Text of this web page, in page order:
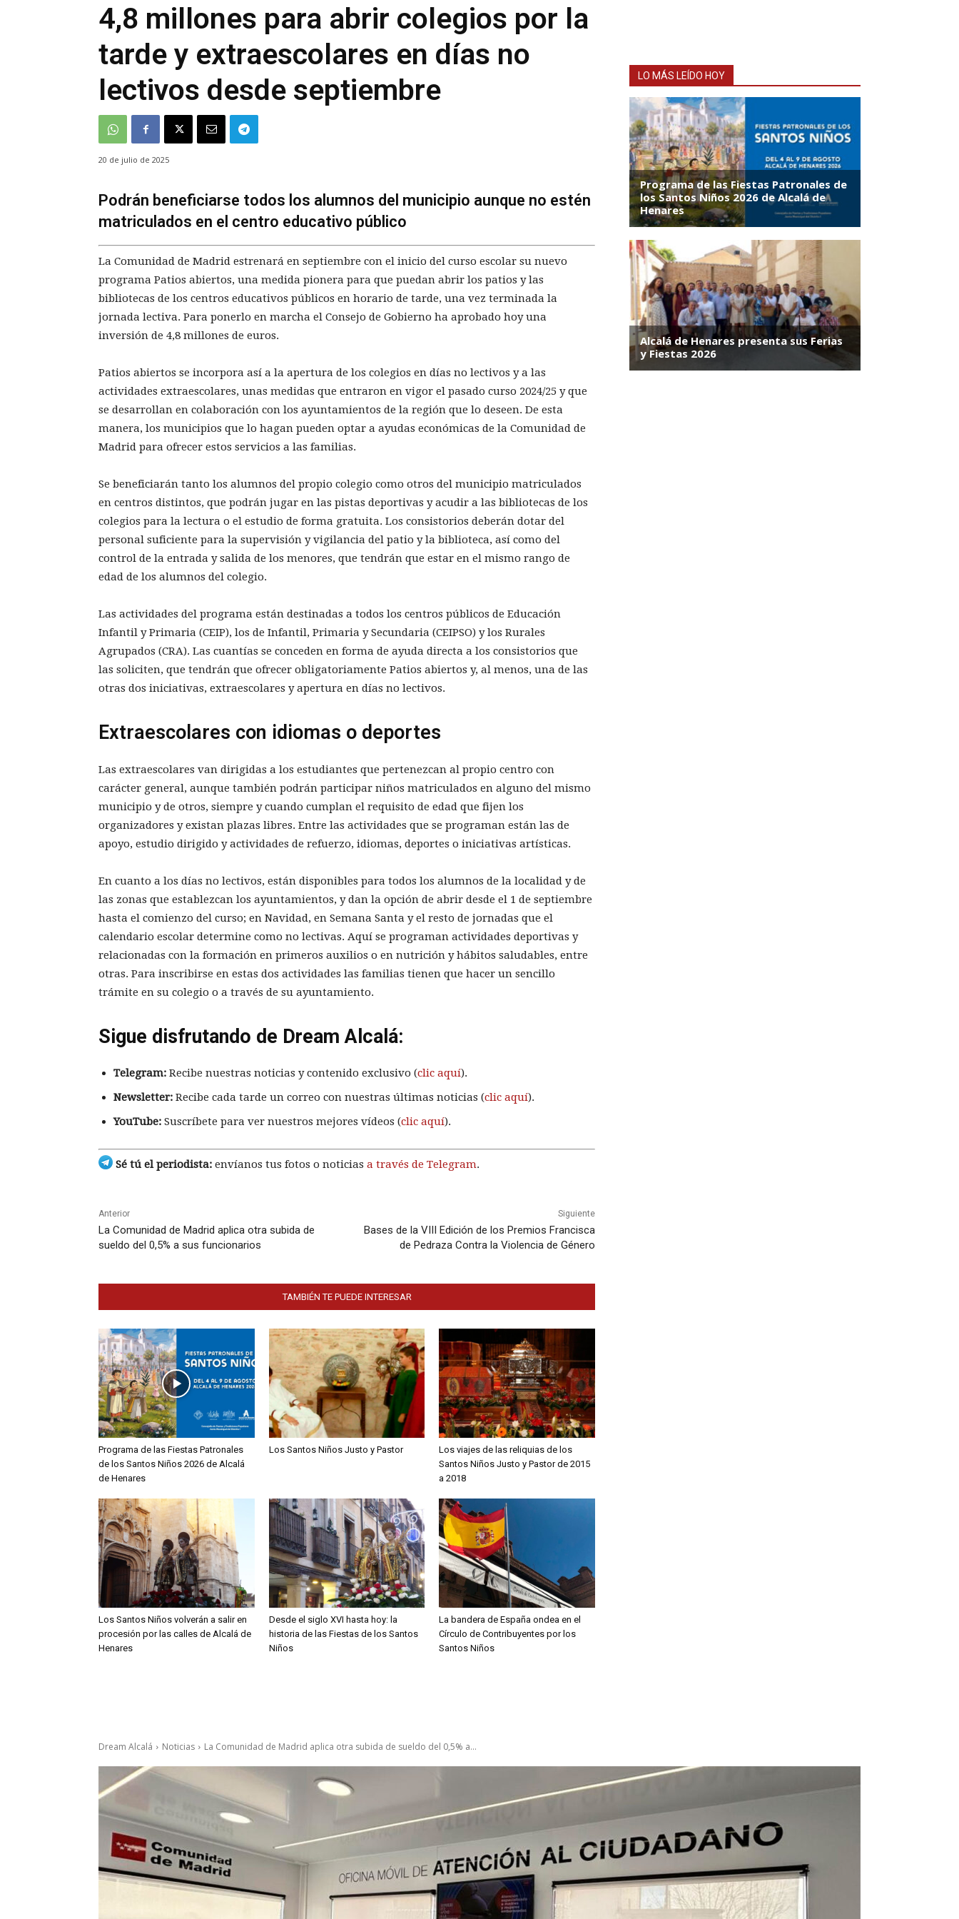
4,8 millones para abrir colegios por la
tarde y extraescolares en días no
lectivos desde septiembre
20 de julio de 2025
Podrán beneficiarse todos los alumnos del municipio aunque no estén
matriculados en el centro educativo público
La Comunidad de Madrid estrenará en septiembre con el inicio del curso escolar su nuevo
programa Patios abiertos, una medida pionera para que puedan abrir los patios y las
bibliotecas de los centros educativos públicos en horario de tarde, una vez terminada la
jornada lectiva. Para ponerlo en marcha el Consejo de Gobierno ha aprobado hoy una
inversión de 4,8 millones de euros.
Patios abiertos se incorpora así a la apertura de los colegios en días no lectivos y a las
actividades extraescolares, unas medidas que entraron en vigor el pasado curso 2024/25 y que
se desarrollan en colaboración con los ayuntamientos de la región que lo deseen. De esta
manera, los municipios que lo hagan pueden optar a ayudas económicas de la Comunidad de
Madrid para ofrecer estos servicios a las familias.
Se beneficiarán tanto los alumnos del propio colegio como otros del municipio matriculados
en centros distintos, que podrán jugar en las pistas deportivas y acudir a las bibliotecas de los
colegios para la lectura o el estudio de forma gratuita. Los consistorios deberán dotar del
personal suficiente para la supervisión y vigilancia del patio y la biblioteca, así como del
control de la entrada y salida de los menores, que tendrán que estar en el mismo rango de
edad de los alumnos del colegio.
Las actividades del programa están destinadas a todos los centros públicos de Educación
Infantil y Primaria (CEIP), los de Infantil, Primaria y Secundaria (CEIPSO) y los Rurales
Agrupados (CRA). Las cuantías se conceden en forma de ayuda directa a los consistorios que
las soliciten, que tendrán que ofrecer obligatoriamente Patios abiertos y, al menos, una de las
otras dos iniciativas, extraescolares y apertura en días no lectivos.
Extraescolares con idiomas o deportes
Las extraescolares van dirigidas a los estudiantes que pertenezcan al propio centro con
carácter general, aunque también podrán participar niños matriculados en alguno del mismo
municipio y de otros, siempre y cuando cumplan el requisito de edad que fijen los
organizadores y existan plazas libres. Entre las actividades que se programan están las de
apoyo, estudio dirigido y actividades de refuerzo, idiomas, deportes o iniciativas artísticas.
En cuanto a los días no lectivos, están disponibles para todos los alumnos de la localidad y de
las zonas que establezcan los ayuntamientos, y dan la opción de abrir desde el 1 de septiembre
hasta el comienzo del curso; en Navidad, en Semana Santa y el resto de jornadas que el
calendario escolar determine como no lectivas. Aquí se programan actividades deportivas y
relacionadas con la formación en primeros auxilios o en nutrición y hábitos saludables, entre
otras. Para inscribirse en estas dos actividades las familias tienen que hacer un sencillo
trámite en su colegio o a través de su ayuntamiento.
Sigue disfrutando de Dream Alcalá:
Telegram: Recibe nuestras noticias y contenido exclusivo (clic aquí).
Newsletter: Recibe cada tarde un correo con nuestras últimas noticias (clic aquí).
YouTube: Suscríbete para ver nuestros mejores vídeos (clic aquí).
Sé tú el periodista: envíanos tus fotos o noticias a través de Telegram.
Anterior
La Comunidad de Madrid aplica otra subida de
sueldo del 0,5% a sus funcionarios
Siguiente
Bases de la VIII Edición de los Premios Francisca
de Pedraza Contra la Violencia de Género
TAMBIÉN TE PUEDE INTERESAR
Programa de las Fiestas Patronales
de los Santos Niños 2026 de Alcalá
de Henares
Los Santos Niños Justo y Pastor
Los viajes de las reliquias de los
Santos Niños Justo y Pastor de 2015
a 2018
Los Santos Niños volverán a salir en
procesión por las calles de Alcalá de
Henares
Desde el siglo XVI hasta hoy: la
historia de las Fiestas de los Santos
Niños
La bandera de España ondea en el
Círculo de Contribuyentes por los
Santos Niños
LO MÁS LEÍDO HOY